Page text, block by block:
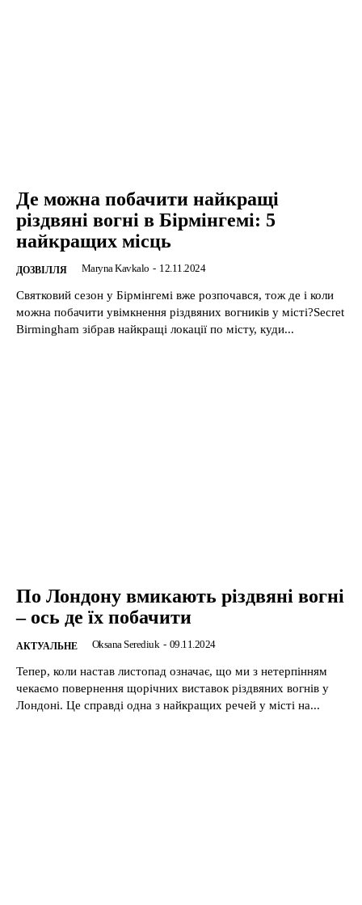
Де можна побачити найкращі
різдвяні вогні в Бірмінгемі: 5
найкращих місць
ДОЗВІЛЛЯ Maryna Kavkalo - 12.11.2024
Святковий сезон у Бірмінгемі вже розпочався, тож де і коли
можна побачити увімкнення різдвяних вогників у місті?Secret
Birmingham зібрав найкращі локації по місту, куди...
По Лондону вмикають різдвяні вогні
– ось де їх побачити
АКТУАЛЬНЕ Oksana Serediuk - 09.11.2024
Тепер, коли настав листопад означає, що ми з нетерпінням
чекаємо повернення щорічних виставок різдвяних вогнів у
Лондоні. Це справді одна з найкращих речей у місті на...